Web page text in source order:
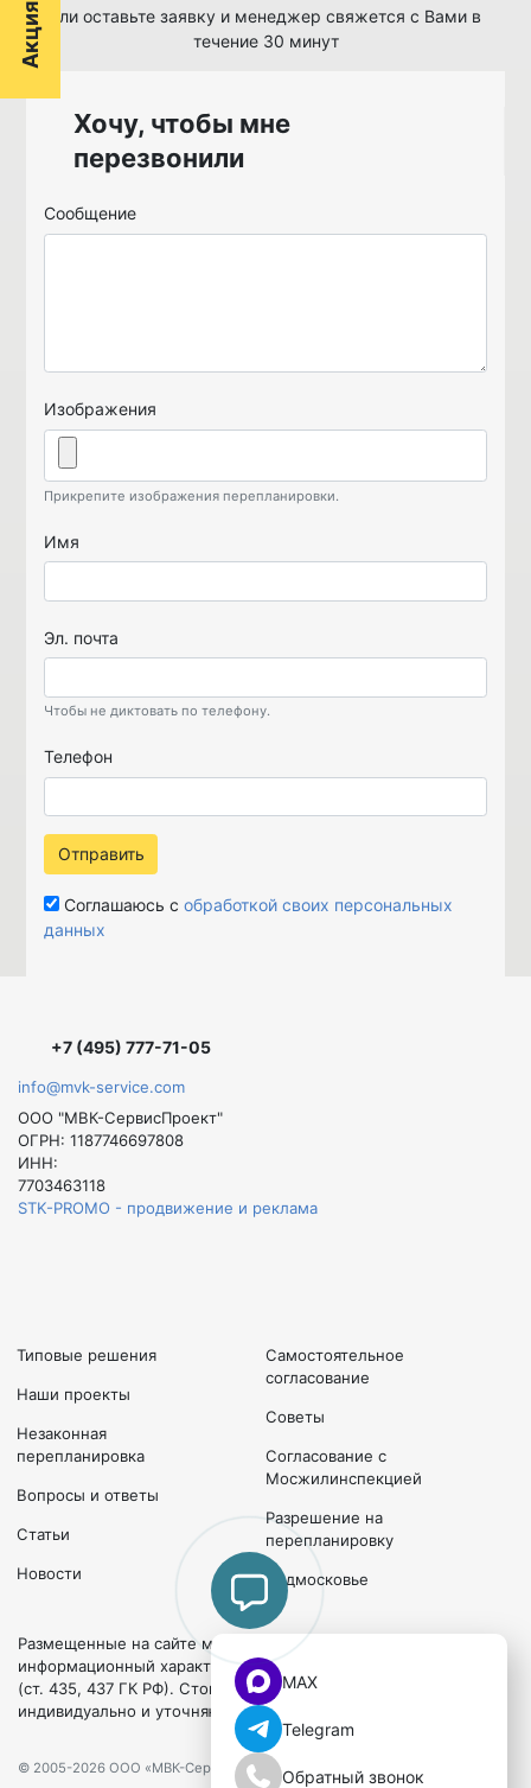
или оставьте заявку и менеджер свяжется с Вами в
течение 30 минут
Хочу, чтобы мне
перезвонили
Сообщение
Изображения
Прикрепите изображения перепланировки.
Имя
Эл. почта
Чтобы не диктовать по телефону.
Телефон
Отправить
Соглашаюсь собработкой своих персональных
данных
Типовые решения
Наши проекты
Незаконная
перепланировка
Вопросы и ответы
Статьи
Новости
Самостоятельное
согласование
Советы
Согласование с
Мосжилинспекцией
Разрешение на
перепланировку
Подмосковье
+7 (495) 777-71-05
info@mvk-service.com
ООО "МВК-СервисПроект"
ОГРН: 1187746697808
ИНН:
7703463118
STK-PROMO - продвижение и реклама
Размещенные на сайте материалы и цены носят
информационный характер и не являются публичной офертой
(ст. 435, 437 ГК РФ). Стоимость и сроки работ рассчитываются
индивидуально и уточняются после обращения.
© 2005-2026 ООО «МВК-Сервис»
Акция
MAX
Telegram
Обратный звонок